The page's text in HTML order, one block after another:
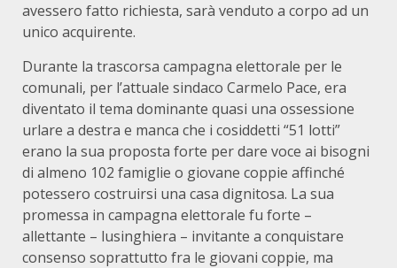
avessero fatto richiesta, sarà venduto a corpo ad un
unico acquirente.
Durante la trascorsa campagna elettorale per le
comunali, per l’attuale sindaco Carmelo Pace, era
diventato il tema dominante quasi una ossessione
urlare a destra e manca che i cosiddetti “51 lotti”
erano la sua proposta forte per dare voce ai bisogni
di almeno 102 famiglie o giovane coppie affinché
potessero costruirsi una casa dignitosa. La sua
promessa in campagna elettorale fu forte –
allettante – lusinghiera – invitante a conquistare
consenso soprattutto fra le giovani coppie, ma